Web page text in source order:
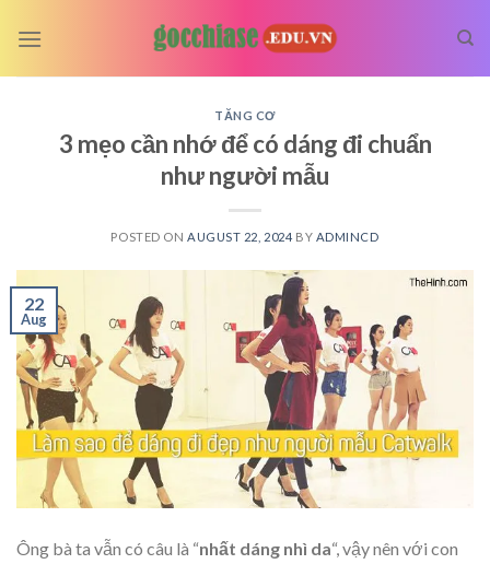
TĂNG CƠ
3 mẹo cần nhớ để có dáng đi chuẩn
như người mẫu
POSTED ON AUGUST 22, 2024 BY ADMINCD
22
Aug
Ông bà ta vẫn có câu là “nhất dáng nhì da“, vậy nên với con